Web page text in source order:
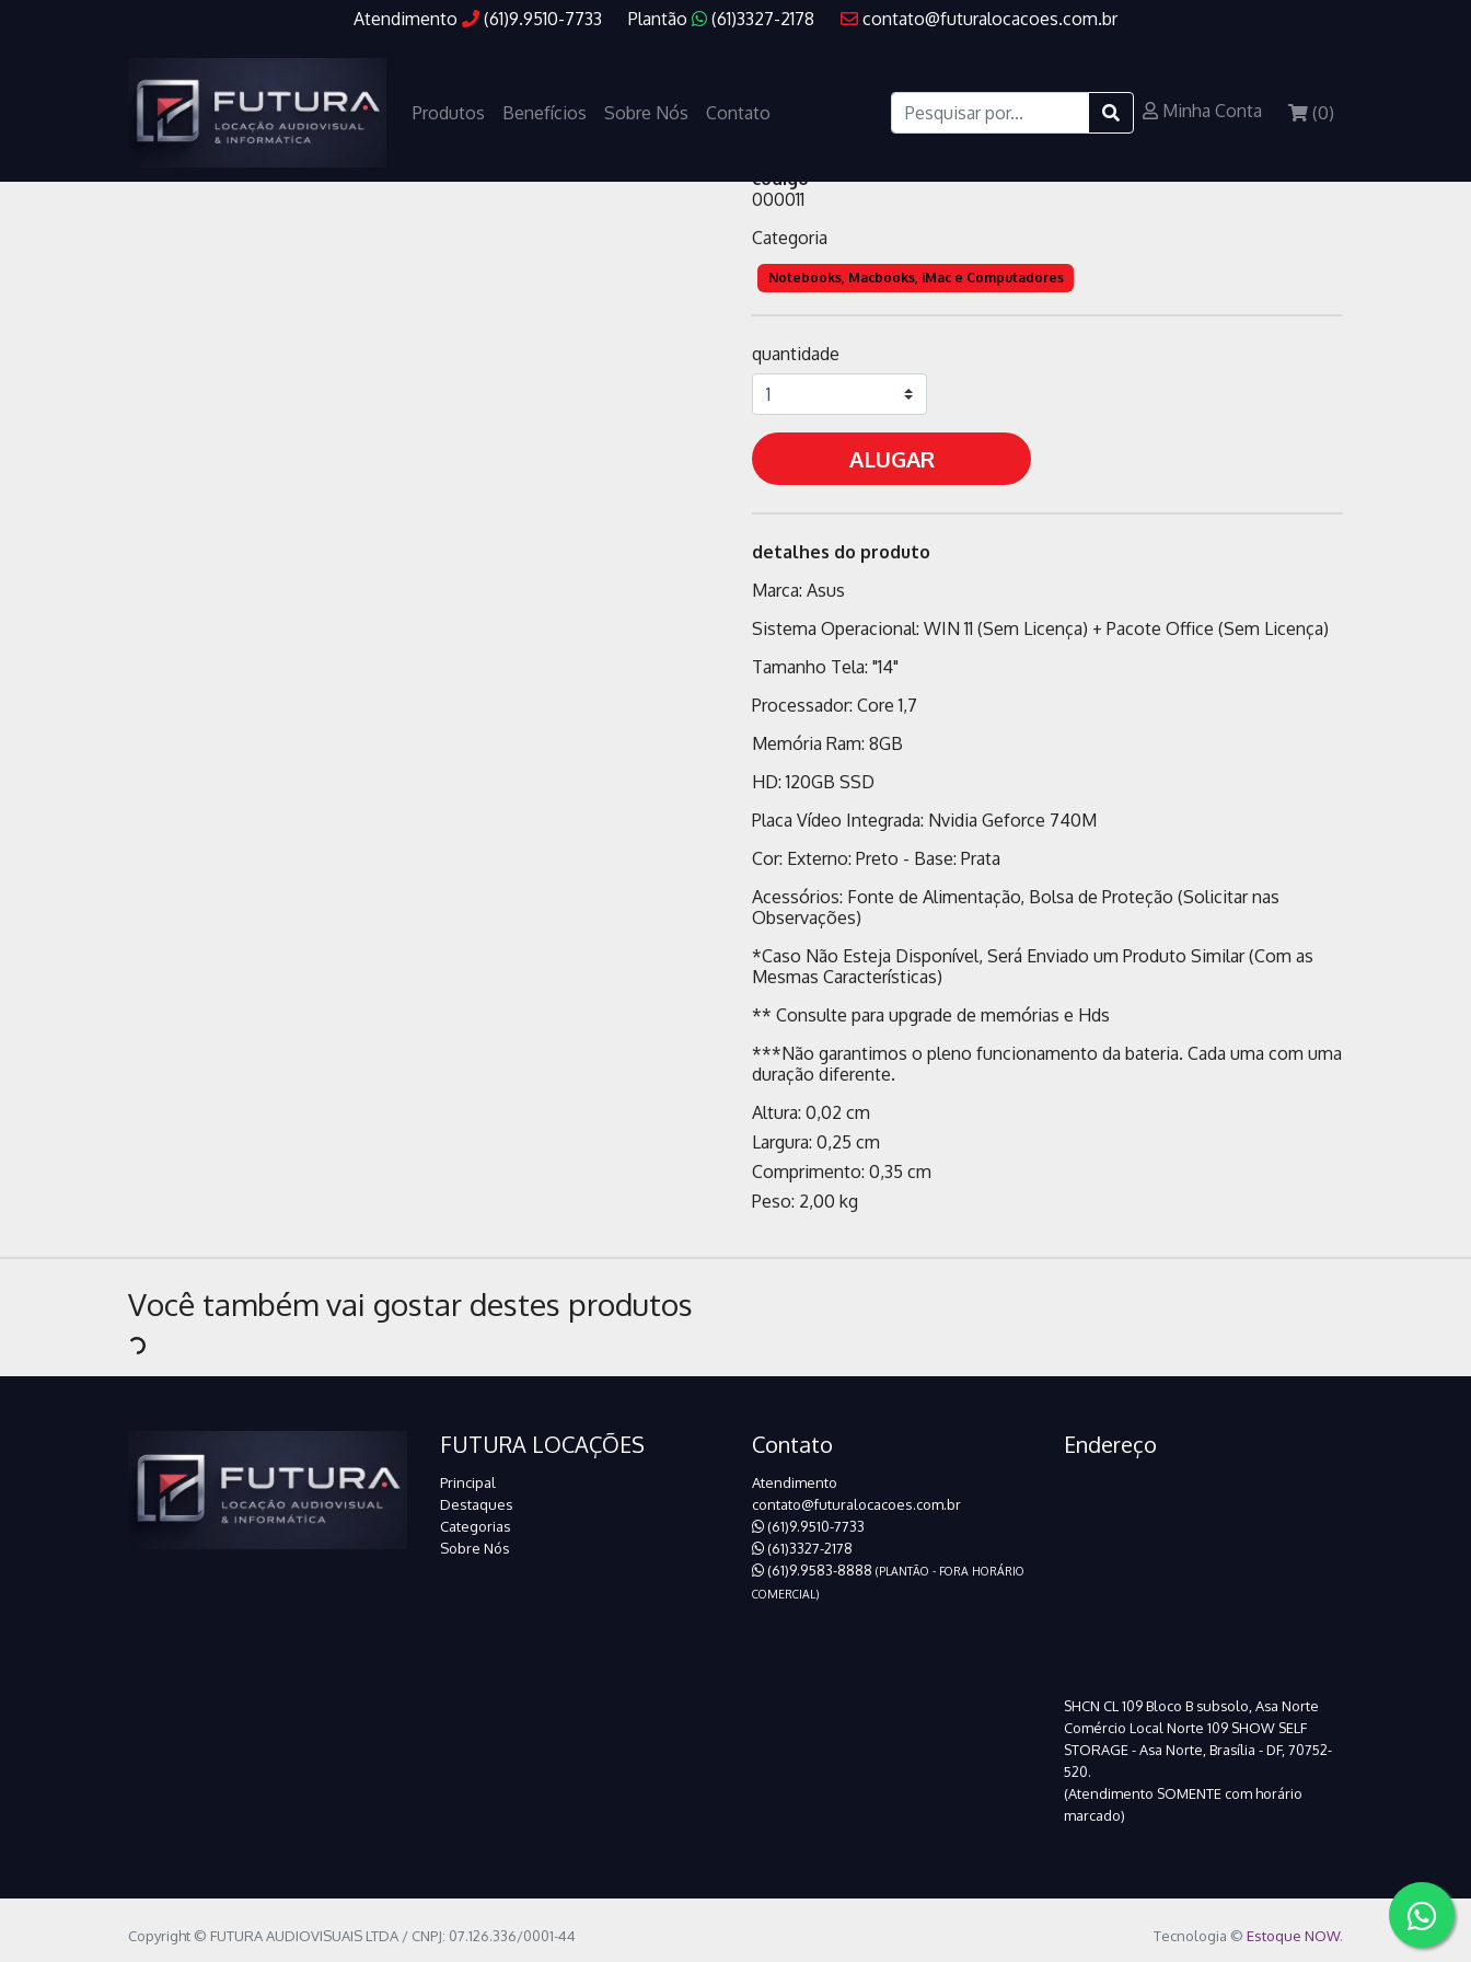
Atendimento (61)9.9510-7733 Plantão (61)3327-2178 contato@futuralocacoes.com.br
Produtos Benefícios Sobre Nós Contato Minha Conta (0)
NOTEBOOK (CORE I5, 8GB
RAM, SSD 120GB)
código
000011
Categoria
Notebooks, Macbooks, iMac e Computadores
quantidade
ALUGAR
detalhes do produto
Marca: Asus
Sistema Operacional: WIN 11 (Sem Licença) + Pacote Office (Sem Licença)
Tamanho Tela: "14"
Processador: Core 1,7
Memória Ram: 8GB
HD: 120GB SSD
Placa Vídeo Integrada: Nvidia Geforce 740M
Cor: Externo: Preto - Base: Prata
Acessórios: Fonte de Alimentação, Bolsa de Proteção (Solicitar nas
Observações)
*Caso Não Esteja Disponível, Será Enviado um Produto Similar (Com as
Mesmas Características)
** Consulte para upgrade de memórias e Hds
***Não garantimos o pleno funcionamento da bateria. Cada uma com uma
duração diferente.
Altura: 0,02 cm
Largura: 0,25 cm
Comprimento: 0,35 cm
Peso: 2,00 kg
Você também vai gostar destes produtos
FUTURA LOCAÇÕES
Principal
Destaques
Categorias
Sobre Nós
Contato
Atendimento
contato@futuralocacoes.com.br
(61)9.9510-7733
(61)3327-2178
(61)9.9583-8888 (PLANTÃO - FORA HORÁRIO
COMERCIAL)
Endereço
SHCN CL 109 Bloco B subsolo, Asa Norte
Comércio Local Norte 109 SHOW SELF
STORAGE - Asa Norte, Brasília - DF, 70752-
520.
(Atendimento SOMENTE com horário
marcado)
Copyright © FUTURA AUDIOVISUAIS LTDA / CNPJ: 07.126.336/0001-44 Tecnologia © Estoque NOW.